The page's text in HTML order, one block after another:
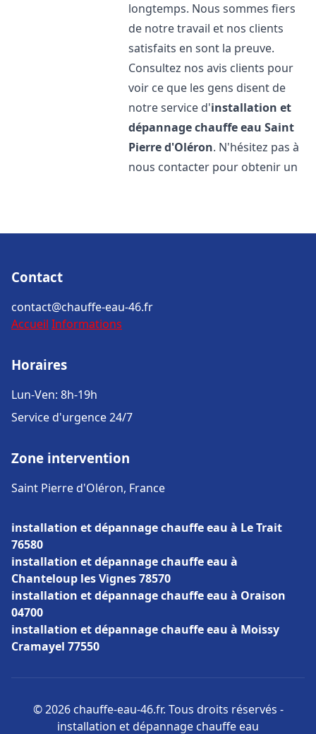
longtemps. Nous sommes fiers
de notre travail et nos clients
satisfaits en sont la preuve.
Consultez nos avis clients pour
voir ce que les gens disent de
notre service d'installation et
dépannage chauffe eau Saint
Pierre d'Oléron. N'hésitez pas à
nous contacter pour obtenir un
Contact
contact@chauffe-eau-46.fr
Accueil Informations
Horaires
Lun-Ven: 8h-19h
Service d'urgence 24/7
Zone intervention
Saint Pierre d'Oléron, France
installation et dépannage chauffe eau à Le Trait
76580
installation et dépannage chauffe eau à
Chanteloup les Vignes 78570
installation et dépannage chauffe eau à Oraison
04700
installation et dépannage chauffe eau à Moissy
Cramayel 77550
© 2026 chauffe-eau-46.fr. Tous droits réservés -
installation et dépannage chauffe eau